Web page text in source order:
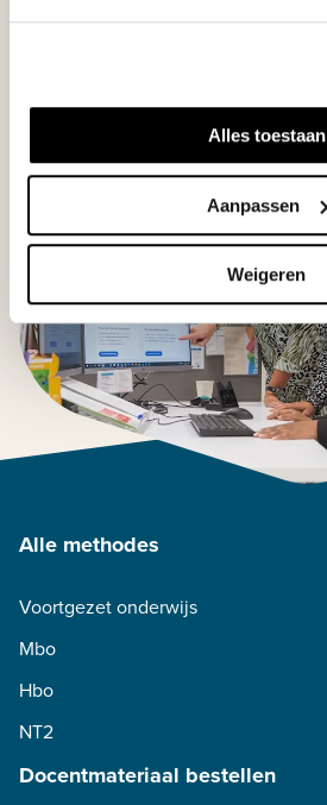
Alles toestaan
Aanpassen
Weigeren
Alle methodes
Voortgezet onderwijs
Mbo
Hbo
NT2
Docentmateriaal bestellen